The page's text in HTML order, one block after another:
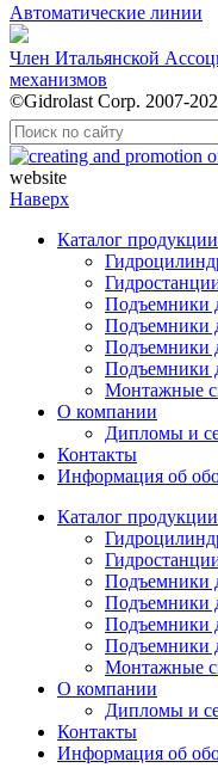
Автоматические линии
Член Итальянской
механизмов
©Gidrolast Corp. 2007-
website
Наверх
Каталог продукции
Подъемники
Подъемники
Подъемники
Подъемники
Монтажные
О компании
Дипломы и
Контакты
Информация об
Каталог продукции
Подъемники
Подъемники
Подъемники
Подъемники
Монтажные
О компании
Дипломы и
Контакты
Информация об